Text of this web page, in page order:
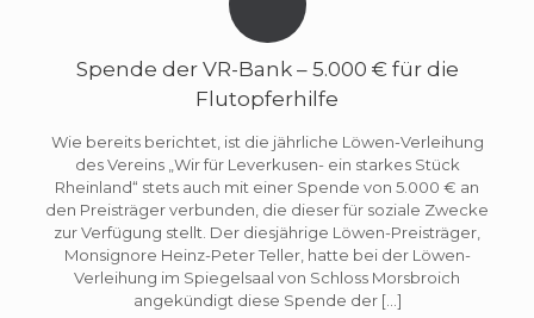
Spende der VR-Bank – 5.000 € für die
Flutopferhilfe
Wie bereits berichtet, ist die jährliche Löwen-Verleihung
des Vereins „Wir für Leverkusen- ein starkes Stück
Rheinland“ stets auch mit einer Spende von 5.000 € an
den Preisträger verbunden, die dieser für soziale Zwecke
zur Verfügung stellt. Der diesjährige Löwen-Preisträger,
Monsignore Heinz-Peter Teller, hatte bei der Löwen-
Verleihung im Spiegelsaal von Schloss Morsbroich
angekündigt diese Spende der […]